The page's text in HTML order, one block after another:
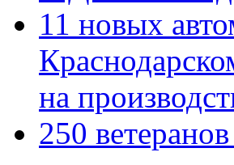
11 новых
на
250